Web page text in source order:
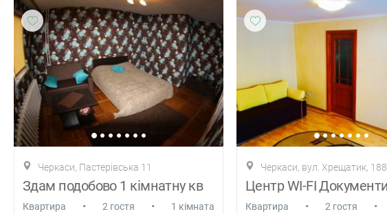
Черкаси, Пастерівська 11
Здам подобово 1 кімнатну кв
Квартира • 2 гостя • 1 кімната
Черкаси, вул. Хрещатик, 188
Квартира • 2 гостя •